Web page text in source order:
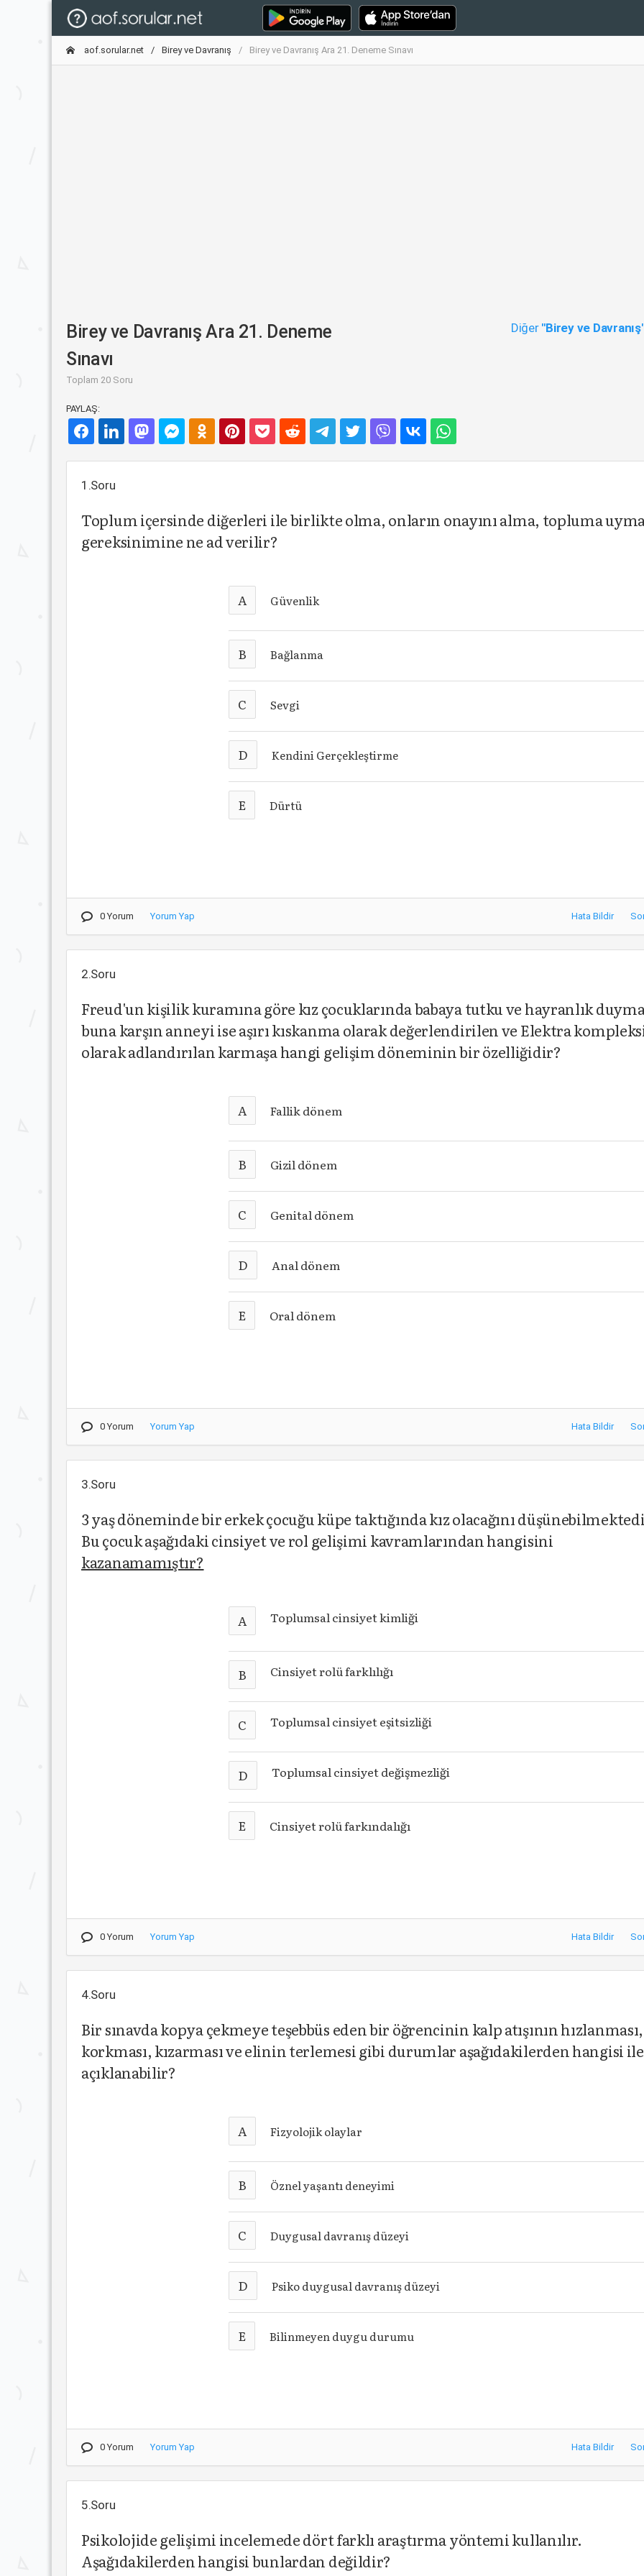
aof.sorular.net Birey ve Davranış Birey ve Davranış Ara 21. Deneme Sınavı
Birey ve Davranış Ara 21. Deneme
Sınavı
Toplam 20 Soru
Diğer "Birey ve
PAYLAŞ:
1.Soru
Toplum içersinde diğerleri ile birlikte olma, onların onayını alma, topluma
gereksinimine ne ad verilir?
A Güvenlik
B Bağlanma
C Sevgi
D Kendini Gerçekleştirme
E Dürtü
0 Yorum Yorum Yap Hata Bildir
2.Soru
Freud'un kişilik kuramına göre kız çocuklarında babaya tutku ve hayranlık
buna karşın anneyi ise aşırı kıskanma olarak değerlendirilen ve Elektra
olarak adlandırılan karmaşa hangi gelişim döneminin bir özelliğidir?
A Fallik dönem
B Gizil dönem
C Genital dönem
D Anal dönem
E Oral dönem
0 Yorum Yorum Yap Hata Bildir
3.Soru
3 yaş döneminde bir erkek çocuğu küpe taktığında kız olacağını
Bu çocuk aşağıdaki cinsiyet ve rol gelişimi kavramlarından hangisini
kazanamamıştır?
A Toplumsal cinsiyet kimliği
B Cinsiyet rolü farklılığı
C Toplumsal cinsiyet eşitsizliği
D Toplumsal cinsiyet değişmezliği
E Cinsiyet rolü farkındalığı
0 Yorum Yorum Yap Hata Bildir
4.Soru
Bir sınavda kopya çekmeye teşebbüs eden bir öğrencinin kalp atışının hızlanması,
korkması, kızarması ve elinin terlemesi gibi durumlar aşağıdakilerden hangisi ile
açıklanabilir?
A Fizyolojik olaylar
B Öznel yaşantı deneyimi
C Duygusal davranış düzeyi
D Psiko duygusal davranış düzeyi
E Bilinmeyen duygu durumu
0 Yorum Yorum Yap Hata Bildir
5.Soru
Psikolojide gelişimi incelemede dört farklı araştırma yöntemi kullanılır.
Aşağıdakilerden hangisi bunlardan değildir?